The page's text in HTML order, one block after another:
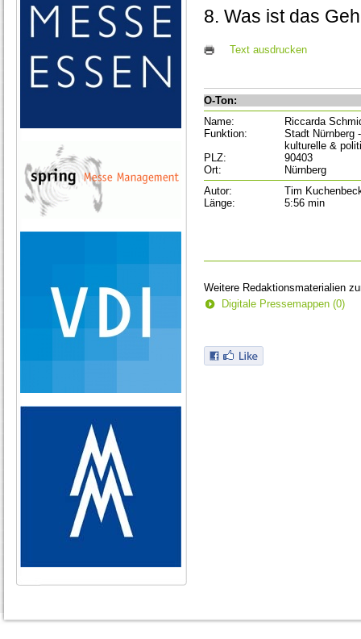
8. Was ist das
Text ausdrucken
O-Ton:
Name:
Riccarda
Funktion:
Stadt Nürnberg
kulturelle &
PLZ:
90403
Ort:
Nürnberg
Autor:
Tim
Länge:
5:56 min
Weitere Redaktionsmaterialien
Digitale Pressemappen (0)